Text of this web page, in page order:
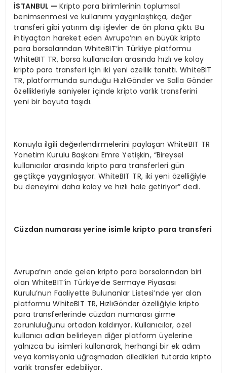
İSTANBUL —Kripto para birimlerinin toplumsal
benimsenmesi ve kullanımı yaygınlaştıkça, değer
transferi gibi yatırım dışı işlevler de ön plana çıktı. Bu
ihtiyaçtan hareket eden Avrupa’nın en büyük kripto
para borsalarından WhiteBIT’in Türkiye platformu
WhiteBIT TR, borsa kullanıcıları arasında hızlı ve kolay
kripto para transferi için iki yeni özellik tanıttı. WhiteBIT
TR, platformunda sunduğu HızlıGönder ve Salla Gönder
özellikleriyle saniyeler içinde kripto varlık transferini
yeni bir boyuta taşıdı.
Konuyla ilgili değerlendirmelerini paylaşan WhiteBIT TR
Yönetim Kurulu Başkanı Emre Yetişkin, “Bireysel
kullanıcılar arasında kripto para transferleri gün
geçtikçe yaygınlaşıyor. WhiteBIT TR, iki yeni özelliğiyle
bu deneyimi daha kolay ve hızlı hale getiriyor” dedi.
Cüzdan numarasıyerine isimle kripto para transferi
Avrupa’nın önde gelen kripto para borsalarından biri
olan WhiteBIT’in Türkiye’de Sermaye Piyasası
Kurulu’nun Faaliyette Bulunanlar Listesi’nde yer alan
platformu WhiteBIT TR, HızlıGönder özelliğiyle kripto
para transferlerinde cüzdan numarası girme
zorunluluğunu ortadan kaldırıyor. Kullanıcılar, özel
kullanıcı adları belirleyen diğer platform üyelerine
yalnızca bu isimleri kullanarak, herhangi bir ek adım
veya komisyonla uğraşmadan diledikleri tutarda kripto
varlık transfer edebiliyor.